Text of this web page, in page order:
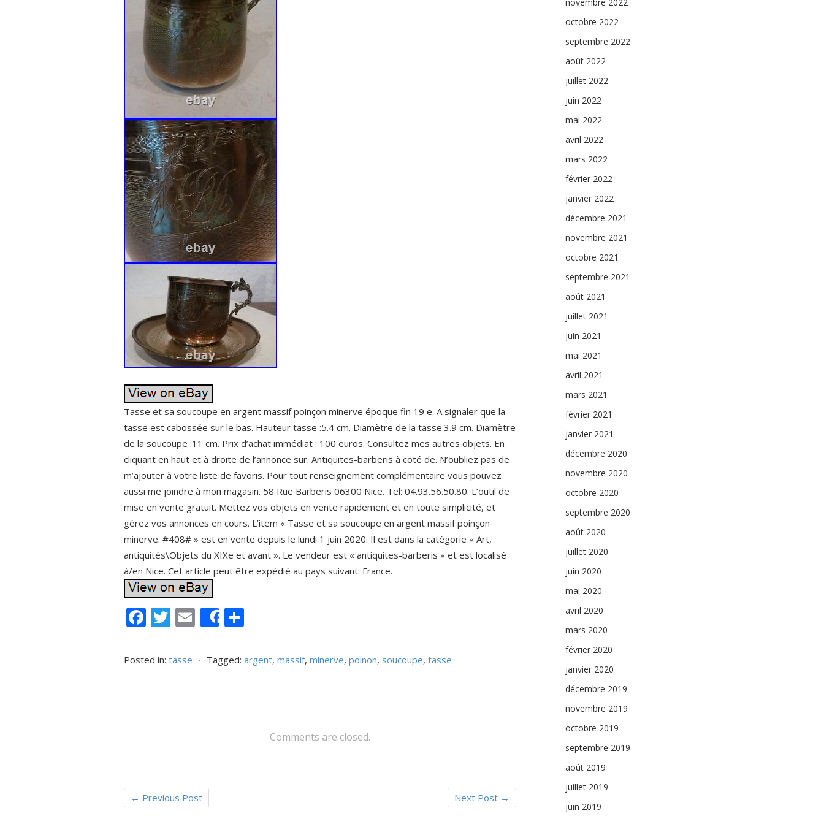
Tasse et sa soucoupe en argent massif poinçon minerve époque fin 19 e. A signaler que la
tasse est cabossée sur le bas. Hauteur tasse :5.4 cm. Diamètre de la tasse:3.9 cm. Diamètre
de la soucoupe :11 cm. Prix d’achat immédiat : 100 euros. Consultez mes autres objets. En
cliquant en haut et à droite de l’annonce sur. Antiquites-barberis à coté de. N’oubliez pas de
m’ajouter à votre liste de favoris. Pour tout renseignement complémentaire vous pouvez
aussi me joindre à mon magasin. 58 Rue Barberis 06300 Nice. Tel: 04.93.56.50.80. L’outil de
mise en vente gratuit. Mettez vos objets en vente rapidement et en toute simplicité, et
gérez vos annonces en cours. L’item « Tasse et sa soucoupe en argent massif poinçon
minerve. #408# » est en vente depuis le lundi 1 juin 2020. Il est dans la catégorie « Art,
antiquités\Objets du XIXe et avant ». Le vendeur est « antiquites-barberis » et est localisé
à/en Nice. Cet article peut être expédié au pays suivant: France.
F
e
T
itt
E
ai
Share
ta
Posted in: tasse ⋅ Tagged: argent, massif, minerve, poinon, soucoupe, tasse
Comments are closed.
← Previous Post Next Post →
octobre 2022
septembre 2022
août 2022
juillet 2022
juin 2022
mai 2022
avril 2022
mars 2022
février 2022
janvier 2022
décembre 2021
novembre 2021
octobre 2021
septembre 2021
août 2021
juillet 2021
juin 2021
mai 2021
avril 2021
mars 2021
février 2021
janvier 2021
décembre 2020
novembre 2020
octobre 2020
septembre 2020
août 2020
juillet 2020
juin 2020
mai 2020
avril 2020
mars 2020
février 2020
janvier 2020
décembre 2019
novembre 2019
octobre 2019
septembre 2019
août 2019
juillet 2019
juin 2019